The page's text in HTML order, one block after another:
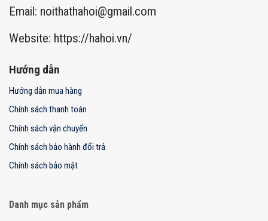
Email: noithathahoi@gmail.com
Website: https://hahoi.vn/
Hướng dẫn
Hướng dẫn mua hàng
Chính sách thanh toán
Chính sách vận chuyển
Chính sách bảo hành đổi trả
Chính sách bảo mật
Danh mục sản phẩm